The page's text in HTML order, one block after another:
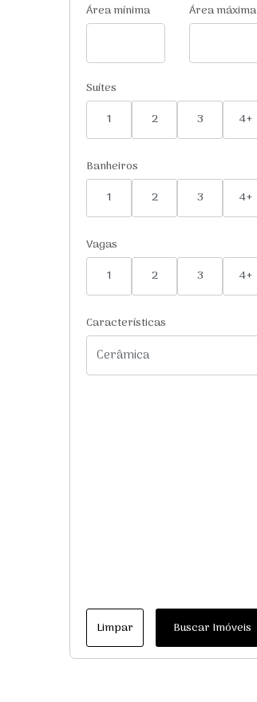
Área mínima Área máxima
Suítes
1
2 3 4+
Banheiros
1
2 3 4+
Vagas
1
2 3 4+
Características
Limpar Buscar Imóveis